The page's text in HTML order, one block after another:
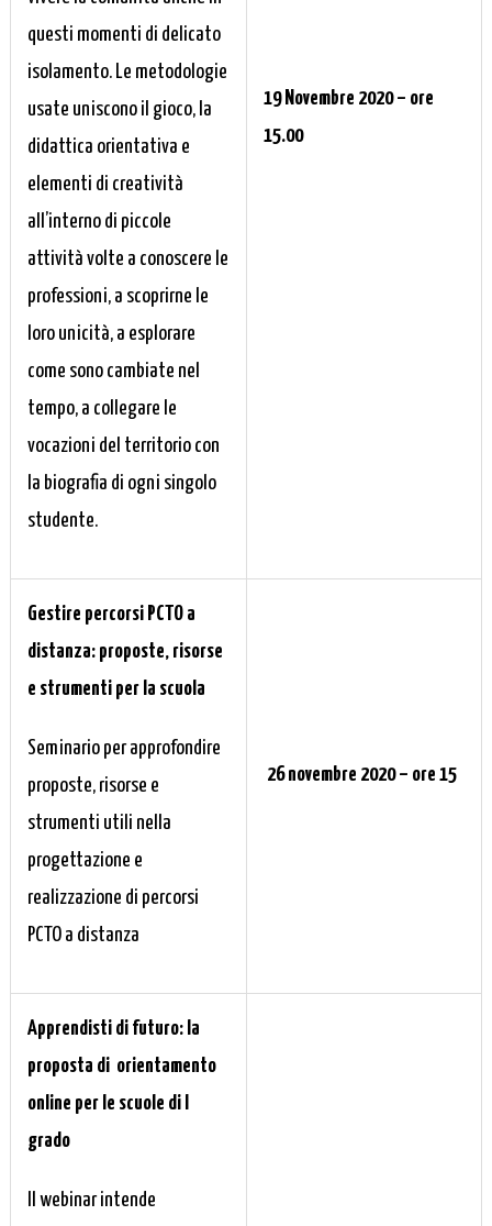
questi momenti di delicato
isolamento. Le metodologie
usate uniscono il gioco, la
didattica orientativa e
elementi di creatività
all’interno di piccole
attività volte a conoscere le
professioni, a scoprirne le
loro unicità, a esplorare
come sono cambiate nel
tempo, a collegare le
vocazioni del territorio con
la biografia di ogni singolo
studente.
19 Novembre 2020 – ore
15.00
Gestire percorsi PCTO a
distanza: proposte, risorse
e strumenti per la scuola
Seminario per approfondire
proposte, risorse e
strumenti utili nella
progettazione e
realizzazione di percorsi
PCTO a distanza
26 novembre 2020 – ore 15
Apprendisti di futuro: la
proposta di orientamento
online per le scuole di I
grado
Il webinar intende